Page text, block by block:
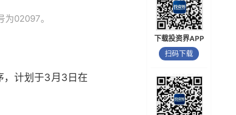
02097。
，计划于3月3日在
下载投资界APP
扫码下载